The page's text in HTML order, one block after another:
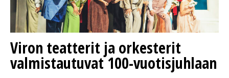
Viron teatterit ja orkesterit
valmistautuvat 100-vuotisjuhlaan